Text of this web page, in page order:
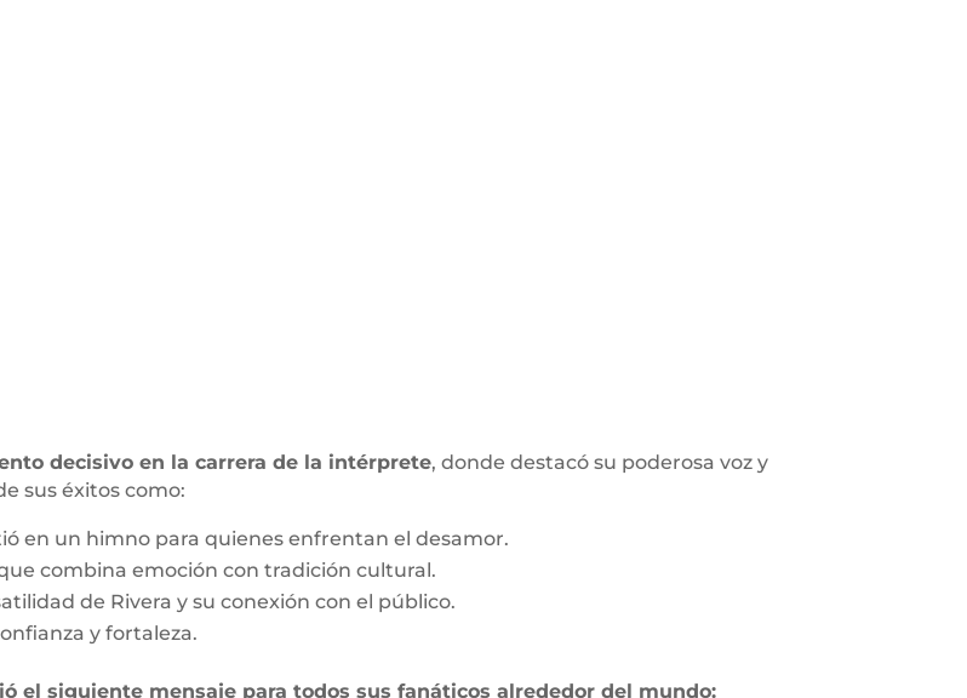
decisivo en la carrera de la intérprete, donde destacó su poderosa voz y
sus éxitos como:
en un himno para quienes enfrentan el desamor.
combina emoción con tradición cultural.
de Rivera y su conexión con el público.
y fortaleza.
el siguiente mensaje para todos sus fanáticos alrededor del mundo: